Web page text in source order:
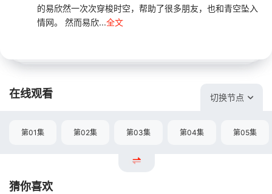
的易欣然一次次穿梭时空，帮助了很多朋友，也和青空坠入
情网。 然而易欣...全文
在线观看 切换节点
第01集 第02集 第03集 第04集 第05集
猜你喜欢